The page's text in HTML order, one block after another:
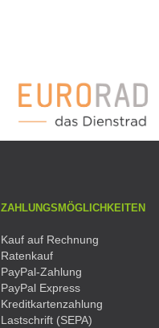
ZAHLUNGSMÖGLICHKEITEN
Kauf auf Rechnung
Ratenkauf
PayPal-Zahlung
PayPal Express
Kreditkartenzahlung
Lastschrift (SEPA)